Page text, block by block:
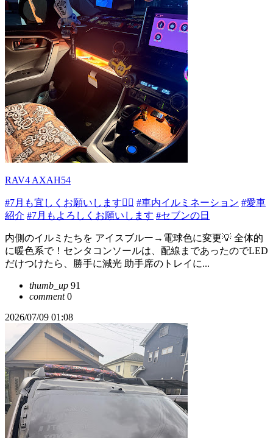
RAV4 AXAH54
#7月も宜しくお願いします🙇‍♂️ #車内イルミネーション #愛車
紹介 #7月もよろしくお願いします #セブンの日
内側のイルミたちを アイスブルー→電球色に変更💡 全体的
に暖色系で！センタコンソールは、配線まであったのでLED
だけつけたら、勝手に減光 助手席のトレイに...
thumb_up 91
comment0
2026/07/09 01:08